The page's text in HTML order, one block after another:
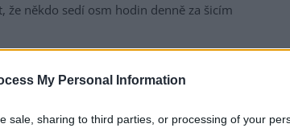
My Personal Information
sale, sharing to third parties, or processing of your
někdo sedí osm hodin denně za šicím